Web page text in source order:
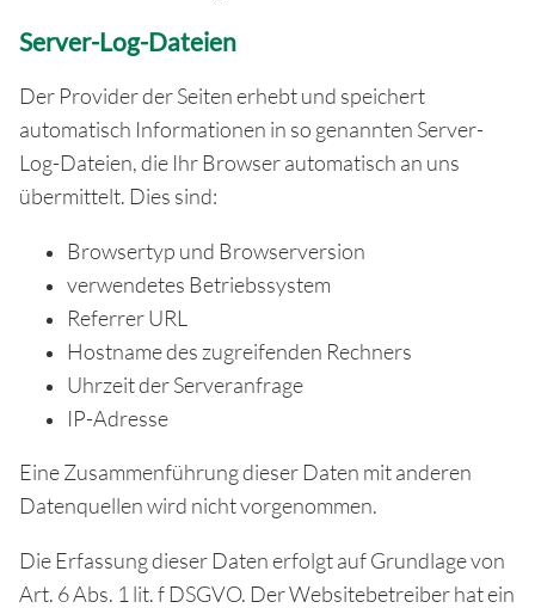
Server-Log-Dateien
Der Provider der Seiten erhebt und speichert
automatisch Informationen in so genannten Server-
Log-Dateien, die Ihr Browser automatisch an uns
übermittelt. Dies sind:
Browsertyp und Browserversion
verwendetes Betriebssystem
Referrer URL
Hostname des zugreifenden Rechners
Uhrzeit der Serveranfrage
IP-Adresse
Eine Zusammenführung dieser Daten mit anderen
Datenquellen wird nicht vorgenommen.
Die Erfassung dieser Daten erfolgt auf Grundlage von
Art. 6 Abs. 1 lit. f DSGVO. Der Websitebetreiber hat ein